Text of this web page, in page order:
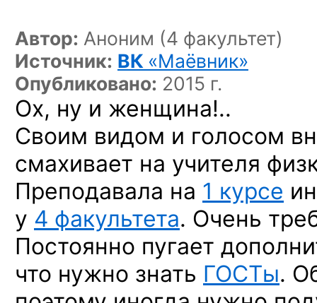
Автор: Аноним (4 факультет)
Источник: ВК «Маёвник»
Опубликовано: 2015 г.
Ох, ну и женщина!..
Своим видом и голосом
смахивает на учителя
Преподавала на 1 курсе
у 4 факультета. Очень
Постоянно пугает
что нужно знать ГОСТы.